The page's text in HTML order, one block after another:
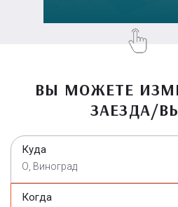
ВЫ МОЖЕТЕ
ЗАЕЗДА/
Куда
О, Виноград
Когда